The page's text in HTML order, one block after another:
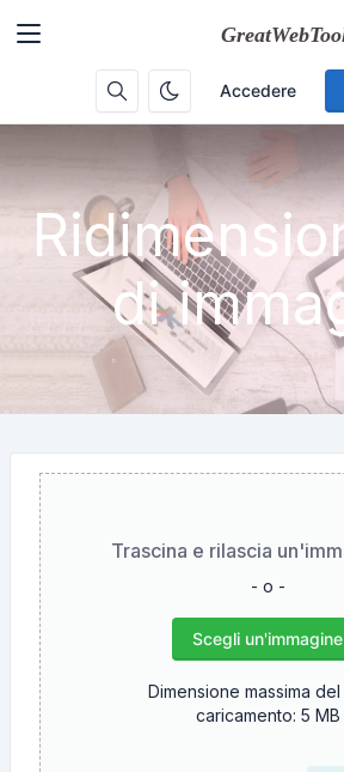
Accedere
di
Trascina e rilascia
- o -
Scegli un'immagine
Dimensione massima
caricamento: 5 MB